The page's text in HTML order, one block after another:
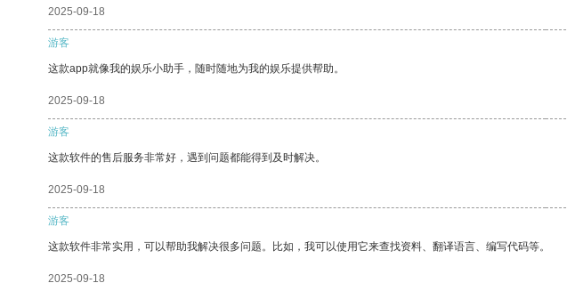
2025-09-18
游客
这款app就像我的娱乐小助手，随时随地为我的娱乐提供帮助。
2025-09-18
游客
这款软件的售后服务非常好，遇到问题都能得到及时解决。
2025-09-18
游客
这款软件非常实用，可以帮助我解决很多问题。比如，我可以使用它来查找资料、翻译语言、编写代码等。
2025-09-18